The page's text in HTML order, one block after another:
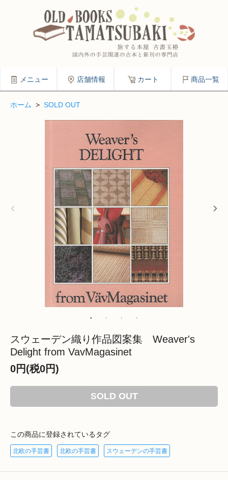
メニュー 店舗情報 カート 商品一覧
ホーム > SOLD OUT
スウェーデン織り作品図案集 Weaver's
Delight from VavMagasinet
0円(税0円)
SOLD OUT
この商品に登録されているタグ
北欧の手芸書 北欧の手芸書 スウェーデンの手芸書